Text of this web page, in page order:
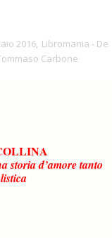
2016, Libromania - De
Carbone
storia d’amore tanto